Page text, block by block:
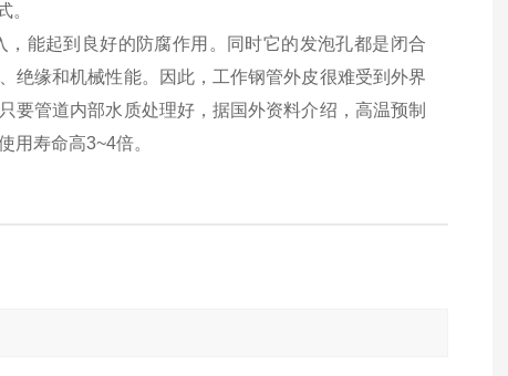
。
能起到良好的防腐作用。同时它的发泡孔都是闭合
绝缘和机械性能。因此，工作钢管外皮很难受到外界
要管道内部水质处理好，据国外资料介绍，高温预制
用寿命高3~4倍。